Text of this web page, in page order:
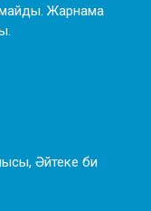
Жарнама
Әйтеке би